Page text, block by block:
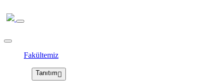
Fakültemiz
Tanıtım